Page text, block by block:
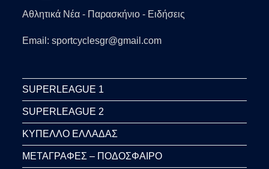
Αθλητικά Νέα - Παρασκήνιο - Ειδήσεις
Email: sportcyclesgr@gmail.com
SUPERLEAGUE 1
SUPERLEAGUE 2
ΚΥΠΕΛΛΟ ΕΛΛΑΔΑΣ
ΜΕΤΑΓΡΑΦΕΣ – ΠΟΔΟΣΦΑΙΡΟ